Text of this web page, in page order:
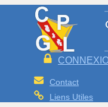
Contact
Liens Utiles